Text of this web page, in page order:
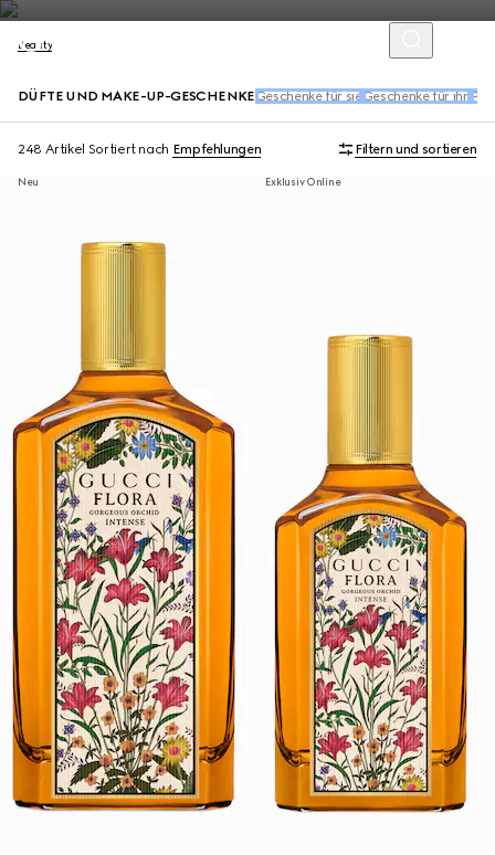
Beauty
DÜFTE UND MAKE-UP-GESCHENKE Geschenke für sie Geschenke für ihn
248 Artikel Sortiert nach Empfehlungen Filtern und sortieren
Neu Exklusiv Online